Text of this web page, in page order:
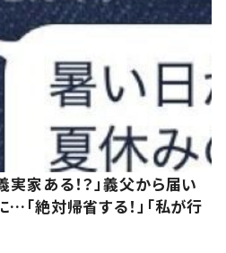
実家ある！？」義父から届い
「絶対帰省する！」「私が行